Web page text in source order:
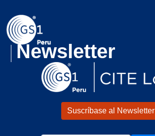
Newsletter
Suscríbase al Newsletter